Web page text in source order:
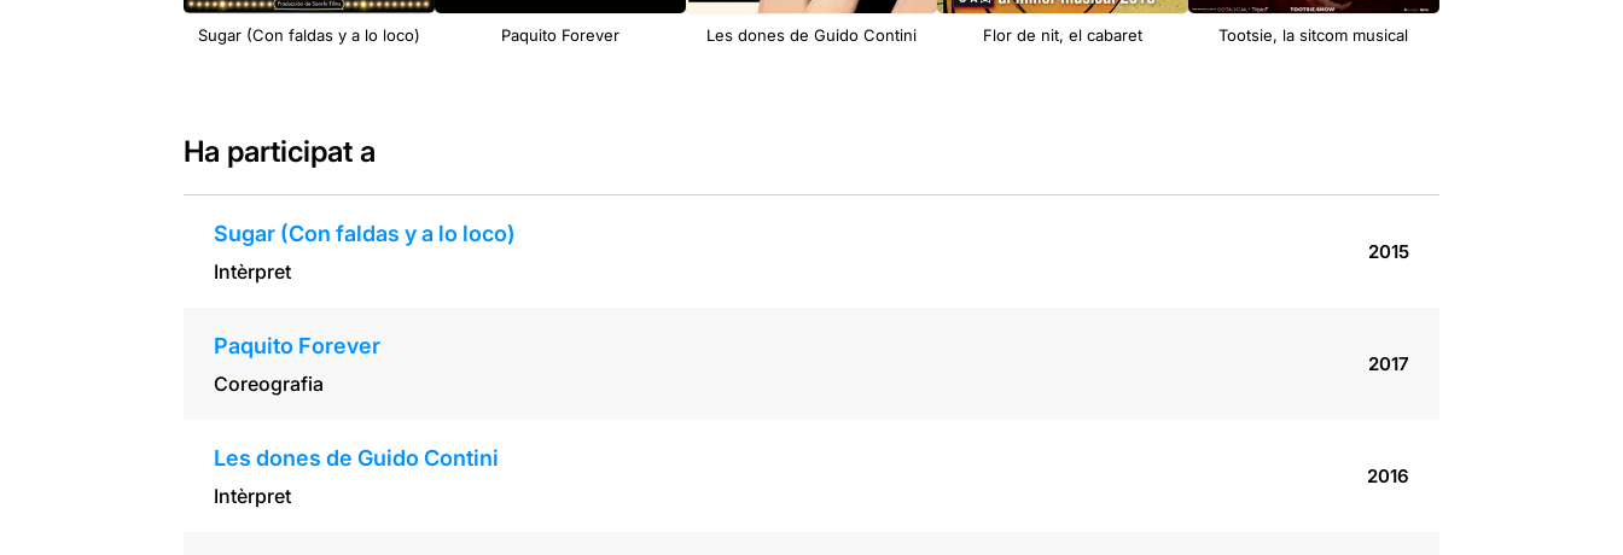
Sugar (Con faldas y a lo loco) Paquito Forever Les dones de Guido Contini Flor de nit, el cabaret Tootsie, la sitcom musical
Ha participat a
Sugar (Con faldas y a lo loco)
Intèrpret
2015
Paquito Forever
Coreografia
2017
Les dones de Guido Contini
Intèrpret
2016